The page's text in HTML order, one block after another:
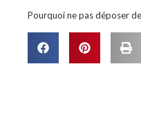
Pourquoi ne pas déposer